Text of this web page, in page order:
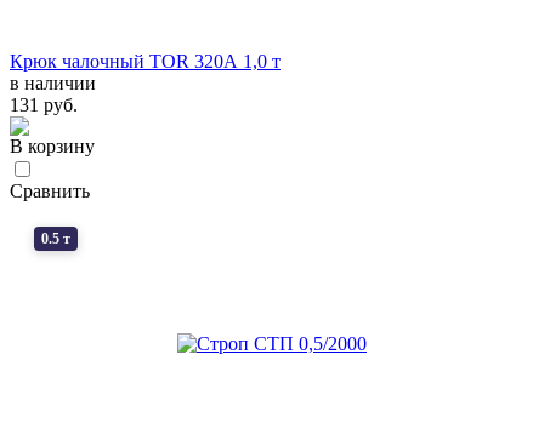
Крюк чалочный TOR 320А 1,0 т
в наличии
131 руб.
В корзину
Сравнить
0.5 т